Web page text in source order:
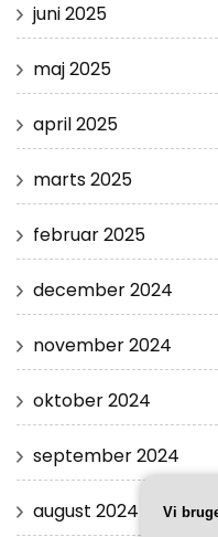
juni 2025
maj 2025
april 2025
marts 2025
februar 2025
december 2024
november 2024
oktober 2024
september 2024
august 2024 Vi